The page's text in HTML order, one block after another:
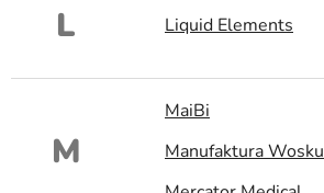
L Liquid Elements
M
MaiBi
Manufaktura Wosku